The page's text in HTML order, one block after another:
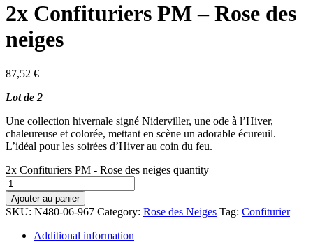
2x Confituriers PM – Rose des
neiges
87,52 €
Lot de 2
Une collection hivernale signé Niderviller, une ode à l’Hiver,
chaleureuse et colorée, mettant en scène un adorable écureuil.
L’idéal pour les soirées d’Hiver au coin du feu.
2x Confituriers PM - Rose des neiges quantity
Ajouter au panier
SKU: N480-06-967 Category: Rose des Neiges Tag: Confiturier
Additional information